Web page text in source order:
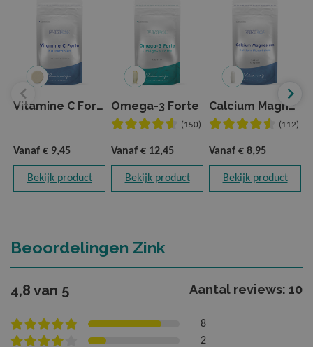
Vitamine C Forte Kauwtablet
Vanaf € 9,45
Bekijk product
Omega-3 Forte
(150)
Vanaf € 12,45
Bekijk product
Calcium Magnesium
(112)
Vanaf € 8,95
Bekijk product
Beoordelingen Zink
4,8 van 5 Aantal reviews: 10
8
2